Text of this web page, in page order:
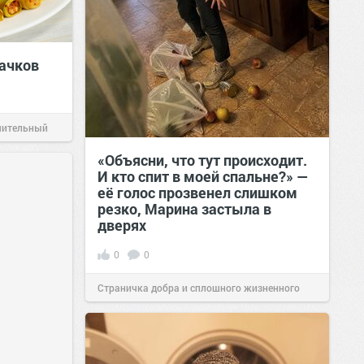
«Объясни, что тут происходит.
И кто спит в моей спальне?» —
её голос прозвенел слишком
резко, Марина застыла в
дверях
0 0
Страничка добра и сплошного жизненного
позитива!11:38Вчера